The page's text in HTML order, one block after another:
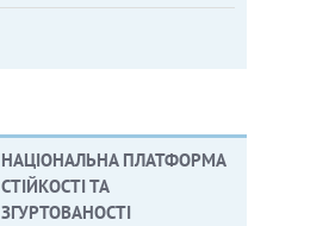
НАЦІОНАЛЬНА ПЛАТФОРМА
СТІЙКОСТІ ТА
ЗГУРТОВАНОСТІ